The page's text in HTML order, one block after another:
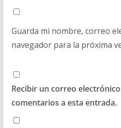
Guarda mi nombre, correo
navegador para la próxima
Recibir un correo
comentarios a esta entrada.